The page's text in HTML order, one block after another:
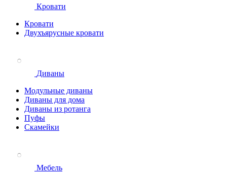
Кровати
Кровати
Двухъярусные кровати
Диваны
Модульные диваны
Диваны для дома
Диваны из ротанга
Пуфы
Скамейки
Мебель